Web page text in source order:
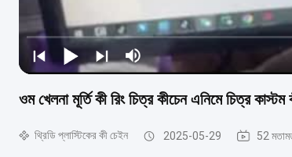
ওম খেলনা মূর্তি কী রিং চিত্র কীচেন এনিমে চিত্র কাস্টম
থ্রিডি প্লাস্টিকের কী চেইন 2025-05-29 52